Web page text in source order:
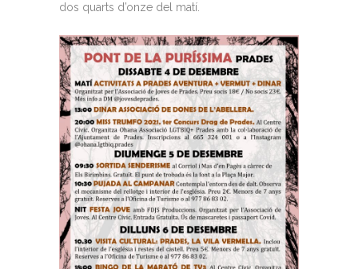
dos quarts d’onze del matí.